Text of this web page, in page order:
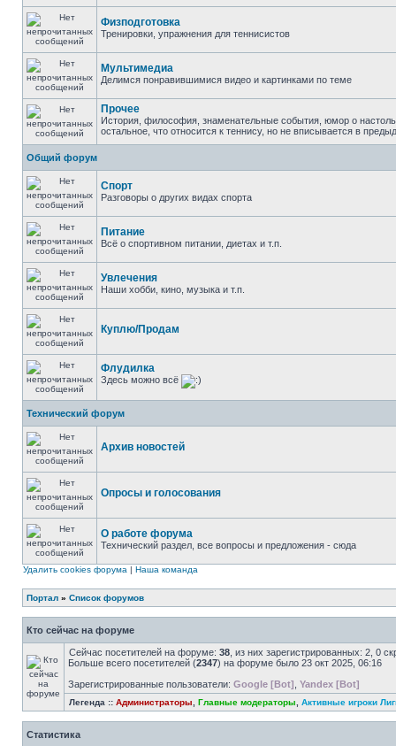
Физподготовка
Тренировки, упражнения для теннисистов
Мультимедиа
Делимся понравившимися видео и картинками по теме
Прочее
История, философия, знаменательные события, юмор о
остальное, что относится к теннису, но не вписывается в
Общий форум
Спорт
Разговоры о других видах спорта
Питание
Всё о спортивном питании, диетах и т.п.
Увлечения
Наши хобби, кино, музыка и т.п.
Куплю/Продам
Флудилка
Здесь можно всё
Технический форум
Архив новостей
Опросы и голосования
О работе форума
Технический раздел, все вопросы и предложения - сюда
Удалить cookies форума | Наша команда
Портал » Список форумов
Кто сейчас на форуме
Сейчас посетителей на форуме: 38 , из них зарегистрированных: 2, 0
Больше всего посетителей (2347) на форуме было 23 окт 2025, 06:16
Зарегистрированные пользователи: Google [Bot] Yandex [Bot]
Легенда :: Администраторы Главные модераторы Активные игроки
Статистика